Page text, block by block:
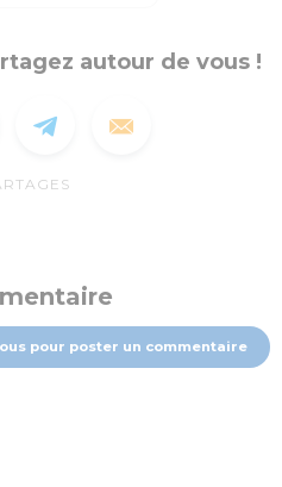
autour de vous !
pour poster un commentaire